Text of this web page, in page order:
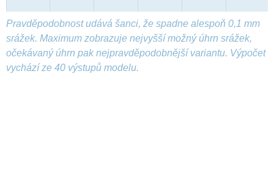
Pravděpodobnost udává šanci, že spadne alespoň 0,1 mm
srážek. Maximum zobrazuje nejvyšší možný úhrn srážek,
očekávaný úhrn pak nejpravděpodobnější variantu. Výpočet
vychází ze 40 výstupů modelu.